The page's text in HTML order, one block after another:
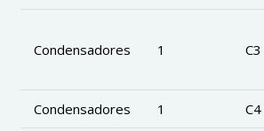
Condensadores 1 C3
Condensadores 1 C4